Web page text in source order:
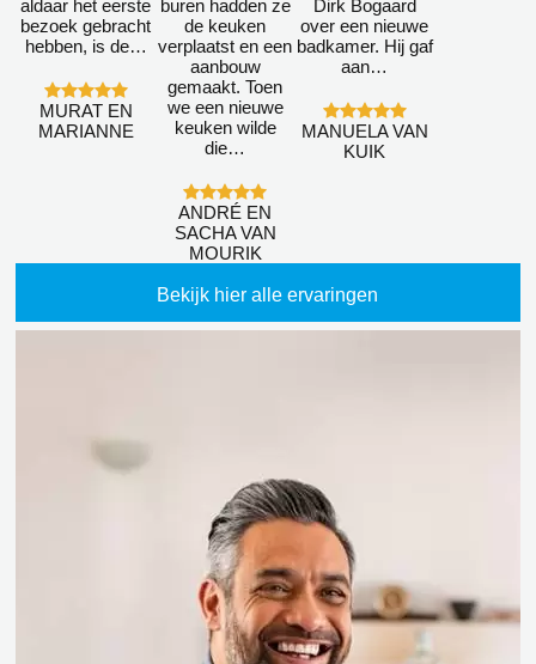
aldaar het eerste
bezoek gebracht
hebben, is de…
MURAT EN
MARIANNE
buren hadden ze
de keuken
verplaatst en een
aanbouw
gemaakt. Toen
we een nieuwe
keuken wilde
die…
ANDRÉ EN
SACHA VAN
MOURIK
Dirk Bogaard
over een nieuwe
badkamer. Hij gaf
aan…
MANUELA VAN
KUIK
Bekijk hier alle ervaringen